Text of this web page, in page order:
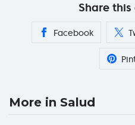
Share
Facebook
More in Salud